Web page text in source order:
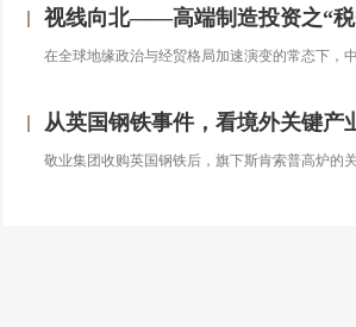
视线向北——高端制造投资之“税
在全球地缘政治与经贸格局加速演变的常态下，
从英国钢铁事件，看境外关键产业投资
敬业集团收购英国钢铁后，旗下斯肯索普高炉的